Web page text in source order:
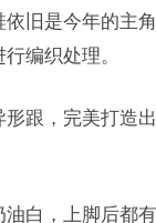
旧是今年的主
编织处理。
跟，完美打造
白，上脚后都